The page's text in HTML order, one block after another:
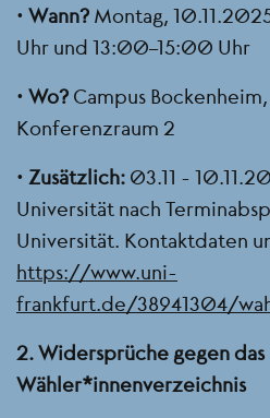
• Wann? Montag,
Uhr und 13:00–15:00 Uhr
• Wo? Campus
Konferenzraum 2
• Zusätzlich: 03.11 -
Universität nach
Universität. Kontaktdaten
https://www.uni-
frankfurt.de/38941304/
2. Widersprüche gegen das
Wähler*innenverzeichnis